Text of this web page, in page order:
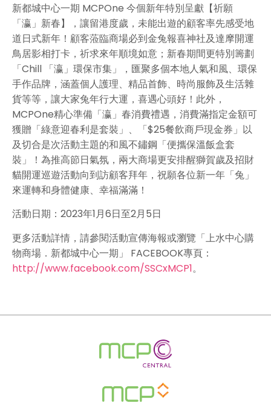
新都城中心一期 MCPOne 今個新年特別呈獻【祈願
「瀛」新春】，讓留港度歲，未能出遊的顧客率先感受地
道日式新年！顧客蒞臨商場必到金兔報喜神社及達摩開運
鳥居影相打卡，祈求來年順境如意；新春期間更特別籌劃
「Chill 「瀛」環保市集」，匯聚多個本地人氣和風、環保
手作品牌，涵蓋個人護理、精品首飾、時尚服飾及生活雜
貨等等，讓大家兔年行大運，喜遇心頭好！此外，
MCPOne精心準備「瀛」春消費禮遇，消費滿指定金額可
獲贈「綠意迎春利是套裝」、「$25餐飲商戶現金券」以
及切合是次活動主題的和風不鏽鋼「便攜保溫飯盒套
裝」！為推高節日氣氛，兩大商場更安排醒獅賀歲及招財
貓開運巡遊活動向到訪顧客拜年，祝願各位新一年「兔」
來運轉和身體健康、幸福滿滿！
活動日期：2023年1月6日至2月5日
更多活動詳情，請參閱活動宣傳海報或瀏覽「上水中心購
物商場．新都城中心一期」 FACEBOOK專頁：
http://www.facebook.com/SSCxMCP1。